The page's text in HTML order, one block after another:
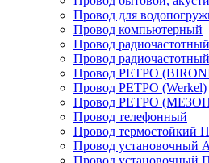
Провод для
Провод компьютерный
Провод
Провод
Провод РЕТРО
Провод РЕТРО (Werkel)
Провод РЕТРО
Провод телефонный
Провод
Провод установочный